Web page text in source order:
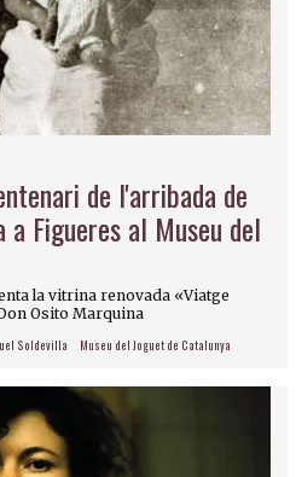
de l'arribada de
a Figueres al Museu del
la vitrina renovada «Viatge
Osito Marquina
Soldevilla Museu del Joguet de Catalunya